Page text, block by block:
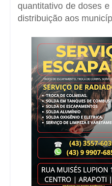
quantitativo de doses
distribuição aos